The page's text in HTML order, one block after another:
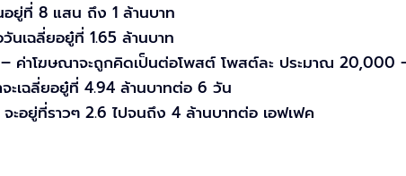
ยู่ที่ 8 แสน ถึง 1 ล้านบาท
เฉลี่ยอยู๋ที่ 1.65 ล้านบาท
ค่าโฆษณาจะถูกคิดเป็นต่อโพสต์ โพสต์ละ ประมาณ
ะเฉลี่ยอยู๋ที่ 4.94 ล้านบาทต่อ 6 วัน
อยู่ที่ราวๆ 2.6 ไปจนถึง 4 ล้านบาทต่อ เอฟเฟค